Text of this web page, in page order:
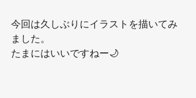
今回は久しぶりにイラストを描いてみ
ました。
たまにはいいですねー🌙